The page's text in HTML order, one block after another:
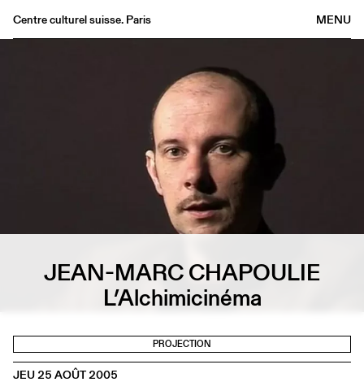
MENU
Centre culturel suisse. Paris
FR/EN
JEAN-MARC CHAPOULIE
L’Alchimicinéma
PROJECTION
JEU 25 AOÛT 2005